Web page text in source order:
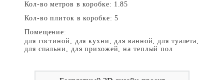
Кол-во метров в коробке: 1.85
Кол-во плиток в коробке: 5
Помещение:
для гостиной, для кухни, для ванной, для туалета,
для спальни, для прихожей, на теплый пол